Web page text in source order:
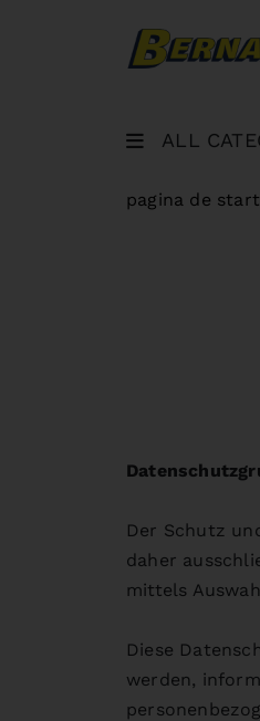
ALL
pagina de start
Der Schutz
daher
mittels
Diese
werden,